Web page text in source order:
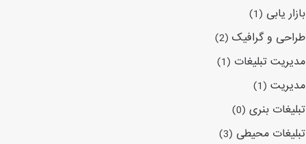
بازار یابی (1)
طراحی و گرافیک (2)
مدیریت تبلیغات (1)
مدیریت (1)
تبلیغات بنری (0)
تبلیغات محیطی (3)